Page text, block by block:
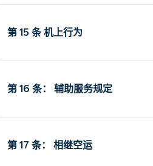
第 15 条 机上行为
第 16 条： 辅助服务规定
第 17 条： 相继空运